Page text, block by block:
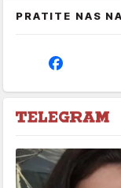
PRATITE NAS NA